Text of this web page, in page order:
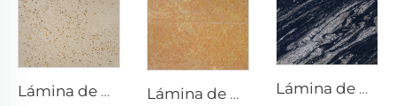
Lámina de piedra caliza Secret Conch Realm con características naturales únicas Lámina de piedra caliza Joyful Shell Songs con características naturales únicas Lámina de piedra exótica de cuarcita natural Manhattan Black